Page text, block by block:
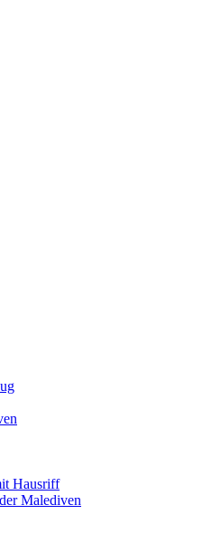
Hausriff
Malediven